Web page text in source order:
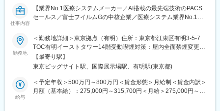
委託先等の関連部門と連携し、ビジネス拡大に繋がる以下の業務
を担当いただきます。
・顧客への新製品導入に向けた戦略立案
・ビジネス拡大に向けた事業・製品戦略の構築、および遂行管理
◆仕事の魅力
当社祖業で長い歴史を持つイメージングソリューション事業は、
を形にし、実績を残してきました。「従来にない価値やサービス
を生み出す」「社会や業界に変革を起こす」といったメーカーの
仕事内容
【業界No.1医療システムメーカー／AI搭載の最先端技術のPACS
セールス／富士フイルムGの中核企業／医療システム業界No.1／
■業務内容：
医用画像情報システム（PACS）を中心に自社システムの専任セー
ルスを担当していただきます。
主な担当製品：SYNAPSE
https://www.fujifilm.com/jp/ja/healthcare/healthcare-it/it-
imaging/enterprise-pacs
勤務地
＜勤務地詳細＞東京拠点（有明）住所：東京都江東区有明3-5-7
TOC有明イーストタワー14階受動喫煙対策：屋内全面禁煙変更の
範囲：会社の定める事業所（リモートワーク含む）
【最寄り駅】
東京ビッグサイト駅、国際展示場駅、有明駅(東京都)
給与
＜予定年収＞500万円～800万円＜賃金形態＞月給制＜賃金内訳＞
月額（基本給）：275,000円～315,700円＜月給＞275,000円～